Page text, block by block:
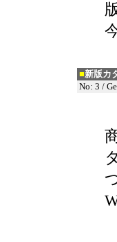
■新版カ
No: 3 /